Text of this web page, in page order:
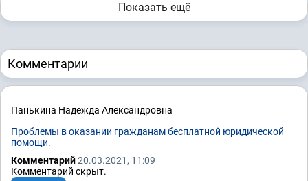
Показать ещё
Комментарии
Панькина Надежда Александровна
Проблемы в оказании гражданам бесплатной юридической
помощи.
Комментарий20.03.2021, 11:09
Комментарий скрыт.